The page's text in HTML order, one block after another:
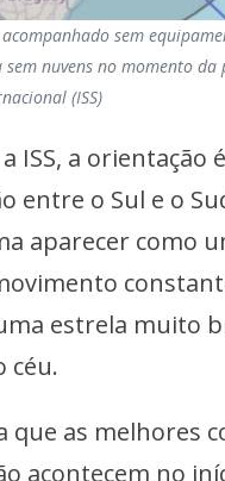
sem
sem nuvens no momento da
(ISS)
ISS, a orientação
entre o Sul e o
aparecer como
estrela muito
céu.
que as melhores
acontecem no